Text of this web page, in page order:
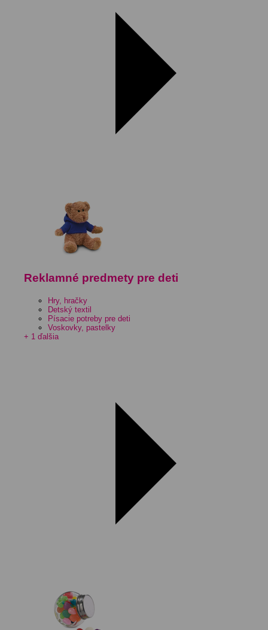
Reklamné predmety pre deti
Hry, hračky
Detský textil
Písacie potreby pre deti
Voskovky, pastelky
+ 1 ďalšia